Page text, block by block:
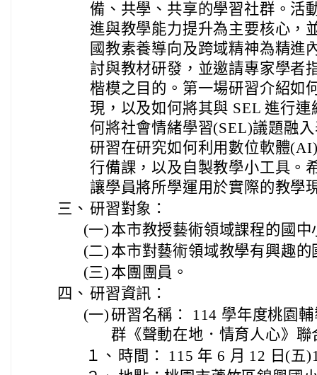
備、共學、共享的學習社群。活
進與教學能力提升為主要核心，
國教素養導向及跨域精神為精進
討與教材研發，並邀請專家學者
楷模之目的。第一場研習介紹如
現，以及如何將其與 SEL 進行
何將社會情緒學習(SEL)議題融
研習在研究如何利用數位軟體
行備課，以及自製教學小工具。
讓學員將所學運用於實際的教學
三、 研習對象：
(一) 本市教授藝術領域課程的國中
(二) 本市對藝術領域教學有興趣的
(三) 本團團員。
四、 研習資訊：
(一)研習名稱： 114 學年度桃園
群《聲動在地．情育人心》聯
１、 時間： 115 年 6 月 12 日(五